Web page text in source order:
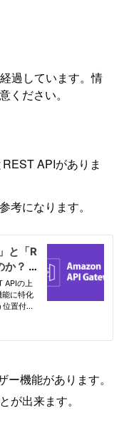
過しています。情
ください。
APIがありま
考になります。
機能があります。
が出来ます。